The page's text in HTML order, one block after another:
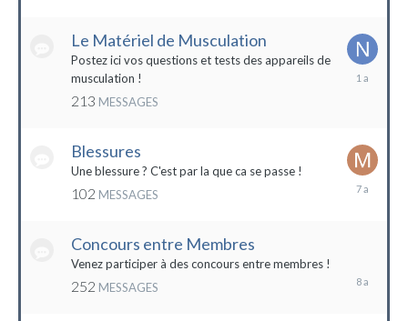
Le Matériel de Musculation
Postez ici vos questions et tests des appareils de
musculation !
213 MESSAGES
Blessures
Une blessure ? C'est par la que ca se passe !
102 MESSAGES
19
Concours entre Membres
Venez participer à des concours entre membres !
252 MESSAGES
2016